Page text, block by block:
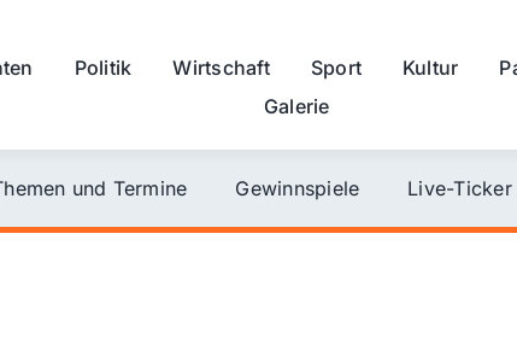
Politik Wirtschaft Sport Kultur
Galerie
und Termine Gewinnspiele Live-Ticker